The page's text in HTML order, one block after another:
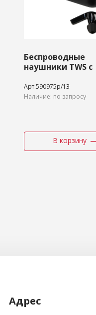
Беспроводные
наушники TWS с
«Equip», IPX4
Арт.590975p/13
Наличие: по запросу
В корзину
Адрес